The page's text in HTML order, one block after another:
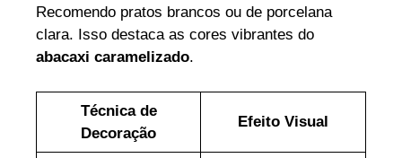
Recomendo pratos brancos ou de porcelana
clara. Isso destaca as cores vibrantes do
abacaxi caramelizado.
Técnica de
Decoração
Efeito Visual